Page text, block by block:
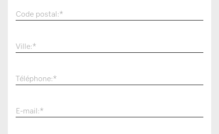
Code postal:*
Ville:*
Téléphone:*
E-mail:*